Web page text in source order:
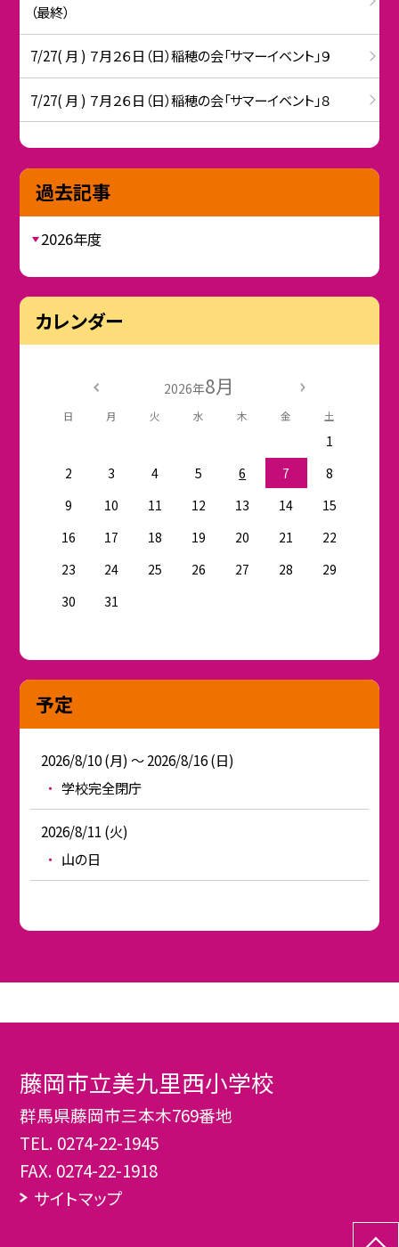
（最終）
7/27( 月 ) ７月２６日（日）稲穂の会「サマーイベント」９
7/27( 月 ) ７月２６日（日）稲穂の会「サマーイベント」８
過去記事
2026年度
カレンダー
2026年8月
日 月 火 水 木 金 土
1
2
3 4 5 6 7
8
9
10 11 12 13 14
15
16
17 18 19 20 21
22
23
24 25 26 27 28
29
30
31
予定
2026/8/10 (月) ～ 2026/8/16 (日)
学校完全閉庁
2026/8/11 (火)
山の日
藤岡市立美九里西小学校
群馬県藤岡市三本木769番地
TEL. 0274-22-1945
FAX. 0274-22-1918
サイトマップ